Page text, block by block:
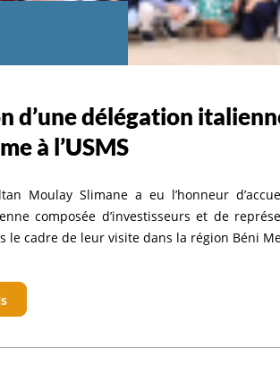
d’une délégation
à l’USMS
Moulay Slimane a eu l’honneur
composée d’investisseurs et de
le cadre de leur visite dans la région Béni